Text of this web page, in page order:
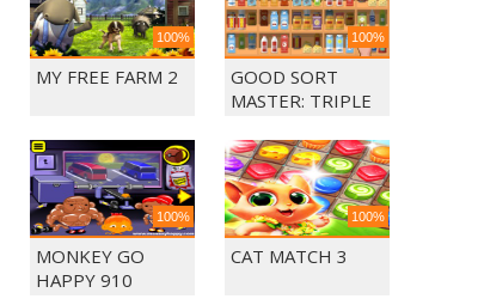
100%
MY FREE FARM 2
100%
GOOD SORT
MASTER: TRIPLE
100%
MONKEY GO
HAPPY 910
100%
CAT MATCH 3